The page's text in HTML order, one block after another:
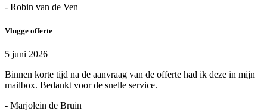
- Robin van de Ven
Vlugge offerte
5 juni 2026
Binnen korte tijd na de aanvraag van de offerte had ik deze in mijn
mailbox. Bedankt voor de snelle service.
- Marjolein de Bruin